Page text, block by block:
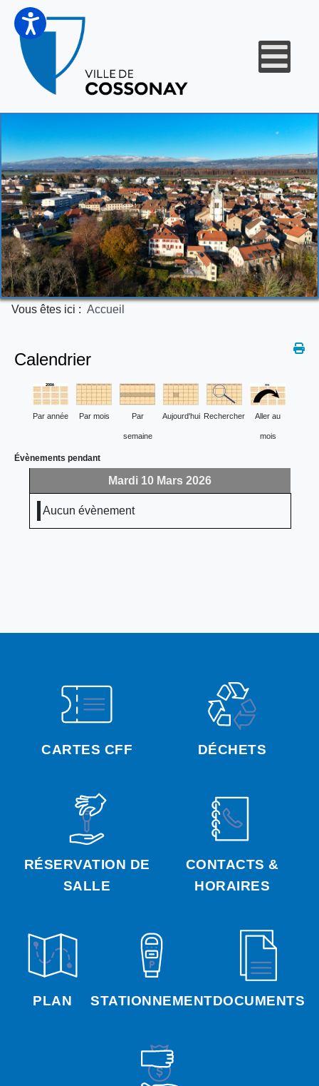
Vous êtes ici : Accueil
CARTES CFF DÉCHETS
RÉSERVATION DE
SALLE
CONTACTS &
HORAIRES
PLAN STATIONNEMENTDOCUMENTS
Calendrier
Par année Par mois Par
semaine
Aujourd'hui Rechercher Aller au
mois
Évènements pendant
Mardi 10 Mars 2026
Aucun évènement